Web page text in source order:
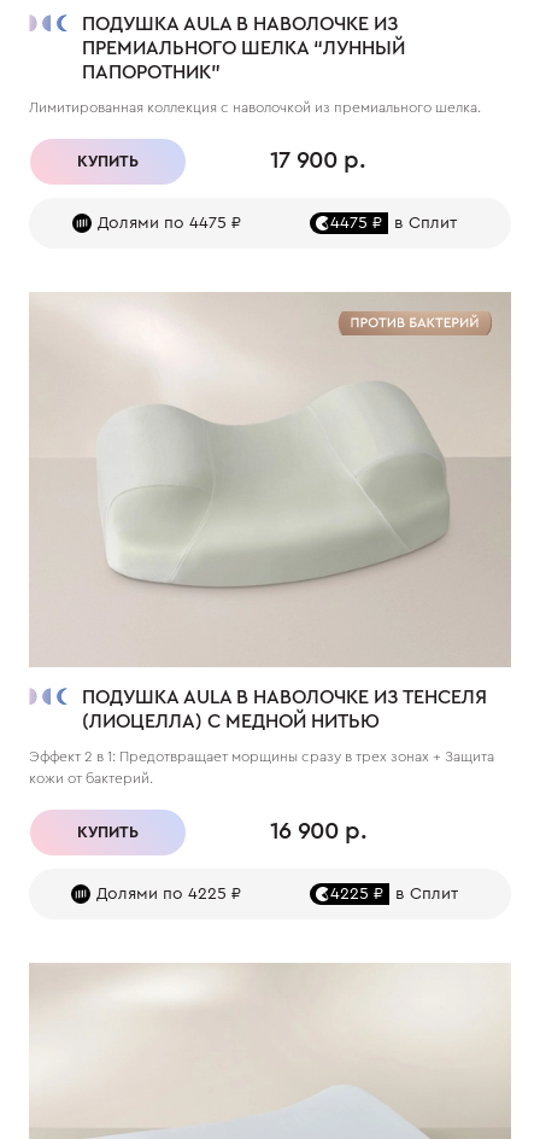
ПОДУШКА AULA В НАВОЛОЧКЕ ИЗ
ПРЕМИАЛЬНОГО ШЕЛКА “ЛУННЫЙ
ПАПОРОТНИК”
Лимитированная коллекция с наволочкой из премиального шелка.
КУПИТЬ 17 900 р.
Долями по 4475 ₽ 4475 ₽ в Сплит
ПОДУШКА AULA В НАВОЛОЧКЕ ИЗ ТЕНСЕЛЯ
(ЛИОЦЕЛЛА) С МЕДНОЙ НИТЬЮ
Эффект 2 в 1: Предотвращает морщины сразу в трех зонах + Защита
кожи от бактерий.
КУПИТЬ 16 900 р.
Долями по 4225 ₽ 4225 ₽ в Сплит